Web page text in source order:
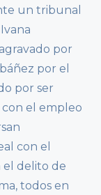
un tribunal
por
por el
por ser
el empleo
con el
el delito de
todos en